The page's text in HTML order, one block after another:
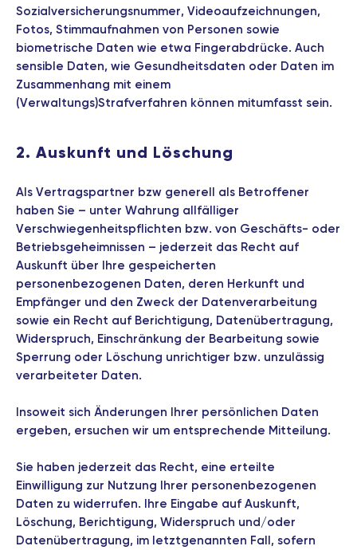
Sozialversicherungsnummer, Videoaufzeichnungen,
Fotos, Stimmaufnahmen von Personen sowie
biometrische Daten wie etwa Fingerabdrücke. Auch
sensible Daten, wie Gesundheitsdaten oder Daten im
Zusammenhang mit einem
(Verwaltungs)Strafverfahren können mitumfasst sein.
2. Auskunft und Löschung
Als Vertragspartner bzw generell als Betroffener
haben Sie – unter Wahrung allfälliger
Verschwiegenheitspflichten bzw. von Geschäfts- oder
Betriebsgeheimnissen – jederzeit das Recht auf
Auskunft über Ihre gespeicherten
personenbezogenen Daten, deren Herkunft und
Empfänger und den Zweck der Datenverarbeitung
sowie ein Recht auf Berichtigung, Datenübertragung,
Widerspruch, Einschränkung der Bearbeitung sowie
Sperrung oder Löschung unrichtiger bzw. unzulässig
verarbeiteter Daten.
Insoweit sich Änderungen Ihrer persönlichen Daten
ergeben, ersuchen wir um entsprechende Mitteilung.
Sie haben jederzeit das Recht, eine erteilte
Einwilligung zur Nutzung Ihrer personenbezogenen
Daten zu widerrufen. Ihre Eingabe auf Auskunft,
Löschung, Berichtigung, Widerspruch und/oder
Datenübertragung, im letztgenannten Fall, sofern